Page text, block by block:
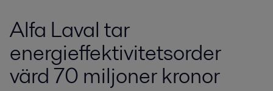
Alfa Laval tar
energieffektivitetsorder
värd 70 miljoner kronor